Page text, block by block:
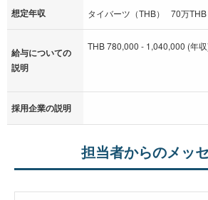
想定年収 タイバーツ（THB） 70万
給与についての
説明
THB 780,000 - 1,040,000 (年
採用企業の説明
担当者からのメッ